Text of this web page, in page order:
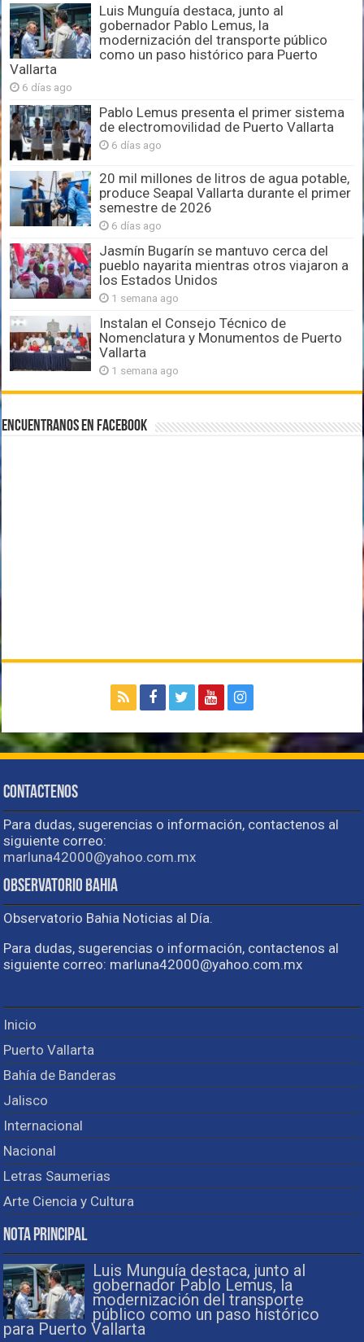
Luis Munguía destaca, junto al
gobernador Pablo Lemus, la
modernización del transporte público
como un paso histórico para Puerto
Vallarta
6 días ago
Pablo Lemus presenta el primer sistema
de electromovilidad de Puerto Vallarta
6 días ago
20 mil millones de litros de agua potable,
produce Seapal Vallarta durante el primer
semestre de 2026
6 días ago
Jasmín Bugarín se mantuvo cerca del
pueblo nayarita mientras otros viajaron a
los Estados Unidos
1 semana ago
Instalan el Consejo Técnico de
Nomenclatura y Monumentos de Puerto
Vallarta
1 semana ago
Encuentranos en Facebook
Contactenos
Para dudas, sugerencias o información, contactenos al
siguiente correo:
marluna42000@yahoo.com.mx
Observatorio Bahia
Observatorio Bahia Noticias al Día.
Para dudas, sugerencias o información, contactenos al
siguiente correo: marluna42000@yahoo.com.mx
Inicio
Puerto Vallarta
Bahía de Banderas
Jalisco
Internacional
Nacional
Letras Saumerias
Arte Ciencia y Cultura
Nota Principal
Luis Munguía destaca, junto al
gobernador Pablo Lemus, la
modernización del transporte
público como un paso histórico
para Puerto Vallarta